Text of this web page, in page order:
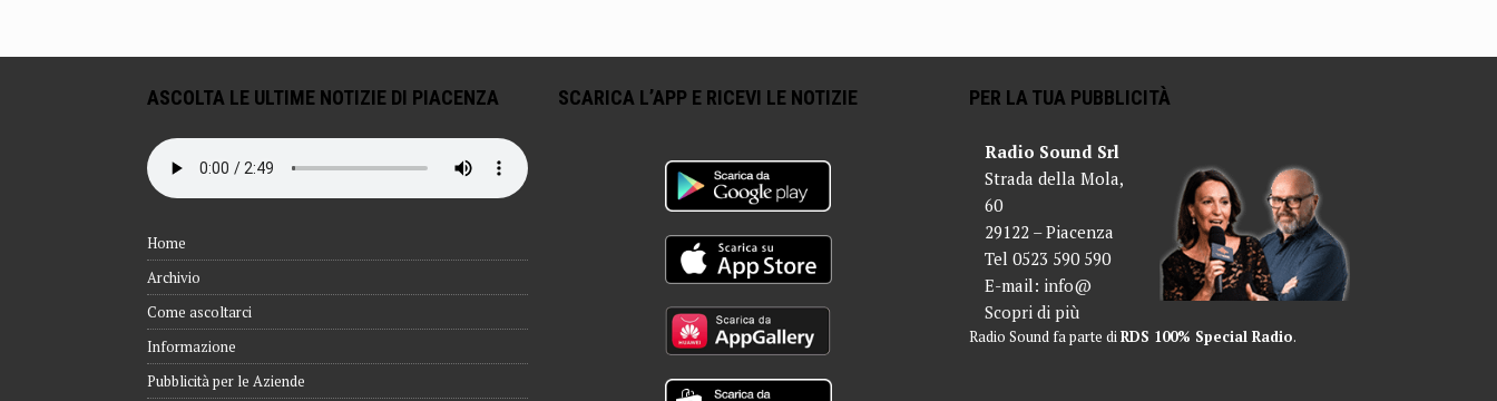
ASCOLTA LE ULTIME NOTIZIE DI PIACENZA
Home
Archivio
Come ascoltarci
Informazione
Pubblicità per le Aziende
SCARICA L’APP E RICEVI LE NOTIZIE PER LA TUA PUBBLICITÀ
Radio Sound Srl
Strada della Mola,
60
29122 – Piacenza
Tel 0523 590 590
E-mail: info@
Scopri di più
Radio Sound fa parte di RDS 100% Special Radio.